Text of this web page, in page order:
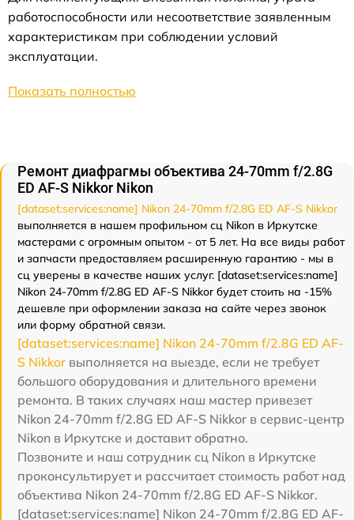
работоспособности или несоответствие заявленным
характеристикам при соблюдении условий
эксплуатации.
Показать полностью
Ремонт диафрагмы объектива 24-70mm f/2.8G
ED AF-S Nikkor Nikon
[dataset:services:name] Nikon 24-70mm f/2.8G ED AF-S Nikkor
выполняется в нашем профильном сц Nikon в Иркутске
мастерами с огромным опытом - от 5 лет. На все виды работ
и запчасти предоставляем расширенную гарантию - мы в
сц уверены в качестве наших услуг. [dataset:services:name]
Nikon 24-70mm f/2.8G ED AF-S Nikkor будет стоить на -15%
дешевле при оформлении заказа на сайте через звонок
или форму обратной связи.
[dataset:services:name] Nikon 24-70mm f/2.8G ED AF-
S Nikkor выполняется на выезде, если не требует
большого оборудования и длительного времени
ремонта. В таких случаях наш мастер привезет
Nikon 24-70mm f/2.8G ED AF-S Nikkor в сервис-центр
Nikon в Иркутске и доставит обратно.
Позвоните и наш сотрудник сц Nikon в Иркутске
проконсультирует и рассчитает стоимость работ над
объектива Nikon 24-70mm f/2.8G ED AF-S Nikkor.
[dataset:services:name] Nikon 24-70mm f/2.8G ED AF-